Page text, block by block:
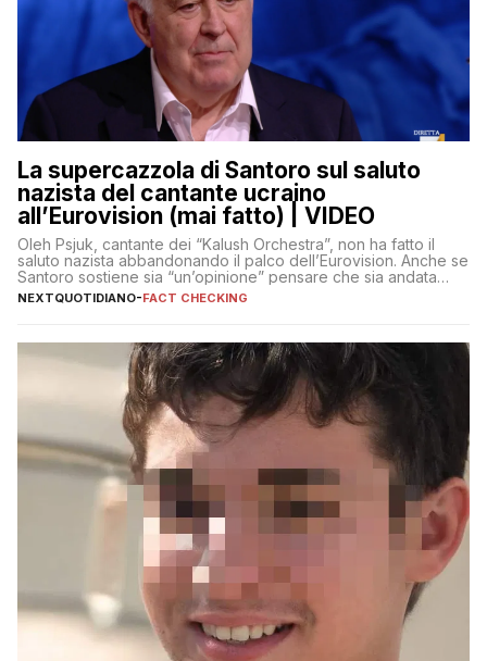
La supercazzola di Santoro sul saluto
nazista del cantante ucraino
all’Eurovision (mai fatto) | VIDEO
Oleh Psjuk, cantante dei “Kalush Orchestra”, non ha fatto il
saluto nazista abbandonando il palco dell’Eurovision. Anche se
Santoro sostiene sia “un’opinione” pensare che sia andata
così
NEXTQUOTIDIANO-FACT CHECKING